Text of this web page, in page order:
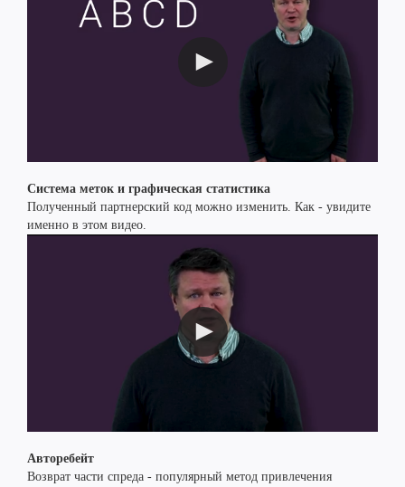
Система меток и графическая статистика
Полученный партнерский код можно изменить. Как - увидите
именно в этом видео.
Авторебейт
Возврат части спреда - популярный метод привлечения